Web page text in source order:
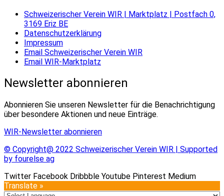
Schweizerischer Verein WIR | Marktplatz | Postfach 0,
3169 Eriz BE
Datenschutzerklärung
Impressum
Email Schweizerischer Verein WIR
Email WIR-Marktplatz
Newsletter abonnieren
Abonnieren Sie unseren Newsletter für die Benachrichtigung
über besondere Aktionen und neue Einträge.
WIR-Newsletter abonnieren
© Copyright@ 2022 Schweizerischer Verein WIR | Supported
by fourelse ag
Twitter Facebook Dribbble Youtube Pinterest Medium
Translate »